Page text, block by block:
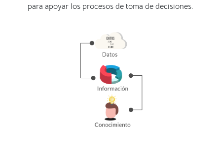
para apoyar los procesos de toma de decisiones.